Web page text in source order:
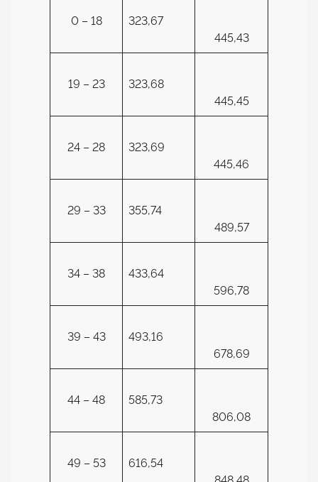
0 – 18
323,67
445,43
19 – 23
323,68
445,45
24 – 28
323,69
445,46
29 – 33
355,74
489,57
34 – 38
433,64
596,78
39 – 43
493,16
678,69
44 – 48
585,73
806,08
49 – 53
616,54